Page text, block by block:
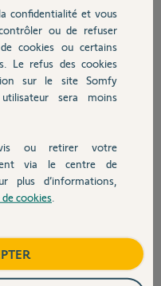
discussion
S, quand à moi , je ne
io à mon app de
) vers nouvelle box
confidentialité et vous
ou de refuser
cookies ou certains
Le refus des cookies
sur le site Somfy
sera moins
ou retirer votre
via le centre de
plus d’informations,
cookies